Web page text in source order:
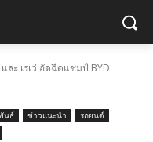
ละ เรเว่ อัดฉีดแชมป์ BYD
นธ์ ข่าวแนะนำ
รถยนต์